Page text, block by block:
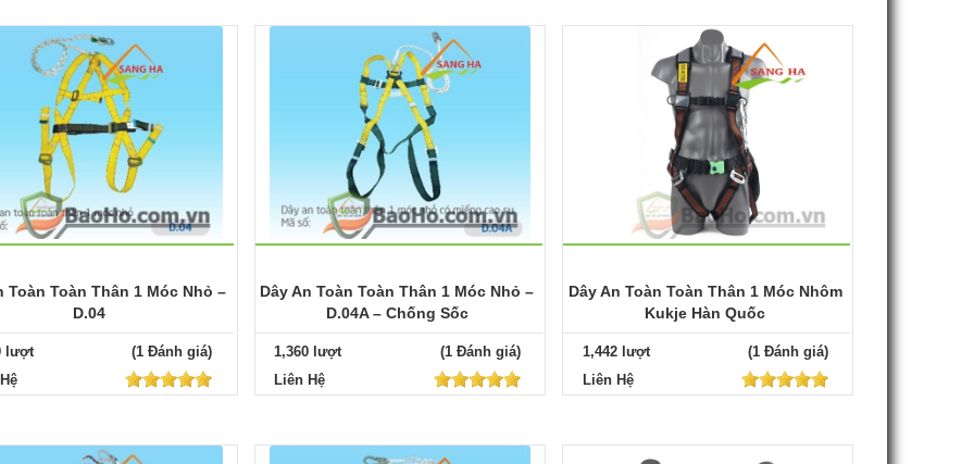
Toàn Toàn Thân 1 Móc Nhỏ –
D.04
lượt
(1 Đánh giá)
Dây An Toàn Toàn Thân 1 Móc Nhỏ –
D.04A – Chống Sốc
1,360 lượt
(1 Đánh giá)
Liên Hệ
Dây An Toàn Toàn Thân 1 Móc Nhôm
Kukje Hàn Quốc
1,442 lượt
(1 Đánh giá)
Liên Hệ